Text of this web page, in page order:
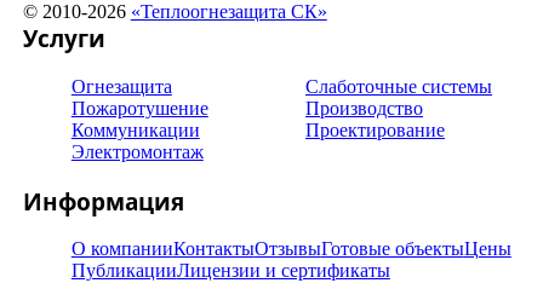
© 2010-2026 «Теплоогнезащита СК»
Услуги
Огнезащита
Пожаротушение
Коммуникации
Электромонтаж
Слаботочные системы
Производство
Проектирование
Информация
О компанииКонтактыОтзывыГотовые объектыЦены
ПубликацииЛицензии и сертификаты